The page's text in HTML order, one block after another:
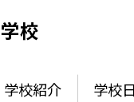
校
学校紹介 学校